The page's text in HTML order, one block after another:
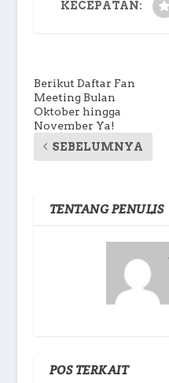
KECEPATAN:
Berikut Daftar Fan
Meeting Bulan
Oktober hingga
November Ya!
SEBELUMNYA
TENTANG PENULIS
POS TERKAIT